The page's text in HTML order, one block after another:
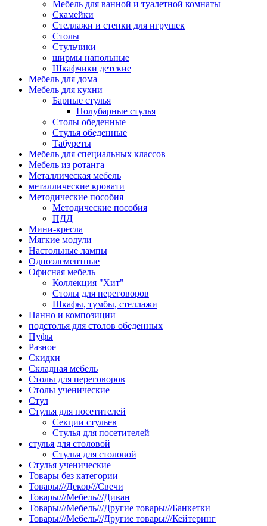
Мебель для ванной и туалетной комнаты
Скамейки
Стеллажи и стенки для игрушек
Столы
Стульчики
ширмы напольные
Шкафчики детские
Мебель для дома
Мебель для кухни
Барные стулья
Полубарные стулья
Столы обеденные
Стулья обеденные
Табуреты
Мебель для специальных классов
Мебель из ротанга
Металлическая мебель
металлические кровати
Методические пособия
Методические пособия
ПДД
Мини-кресла
Мягкие модули
Настольные лампы
Одноэлементные
Офисная мебель
Коллекция "Хит"
Столы для переговоров
Шкафы, тумбы, стеллажи
Панно и композиции
подстолья для столов обеденных
Пуфы
Разное
Скидки
Складная мебель
Столы для переговоров
Столы ученические
Стул
Стулья для посетителей
Секции стульев
Стулья для посетителей
стулья для столовой
Стулья для столовой
Стулья ученические
Товары без категории
Товары///Декор///Свечи
Товары///Мебель///Диван
Товары///Мебель///Другие товары///Банкетки
Товары///Мебель///Другие товары///Кейтеринг